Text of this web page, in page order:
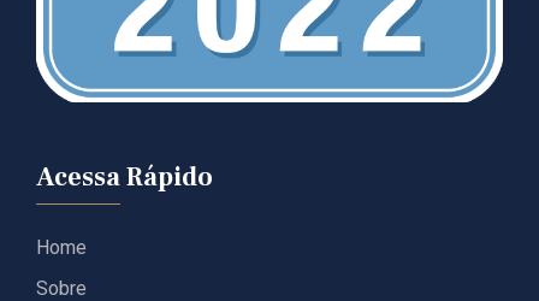
Acessa Rápido
Home
Sobre